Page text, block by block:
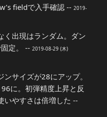
fieldで入手確認 -- 2019-
く出現はランダム。ダン
定。 -- 2019-08-29 (木)
サイズが28にアップ。
に。初弾精度上昇と反
いやすさは倍増した --